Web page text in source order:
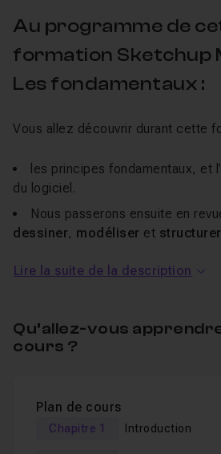
Au programme de
formation Sketchup
Les fondamentaux :
Vous allez découvrir durant cette
les principes fondamentaux, et
du logiciel.
Nous passerons ensuite en
dessiner, modéliser et structurer
groupes puis les composants pour
Nous aborderons avec soin les
dessin avec l’utilisation des
Desexercicesvous
pratique vos connaissances
Lire la suite de la description
Qu’allez-vous
cours ?
Plan de cours
Chapitre 1 Introduction